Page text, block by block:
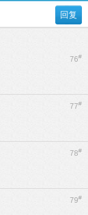
回复
76#
77#
78#
79#